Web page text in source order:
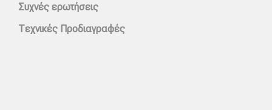
Συχνές ερωτήσεις
Τεχνικές Προδιαγραφές